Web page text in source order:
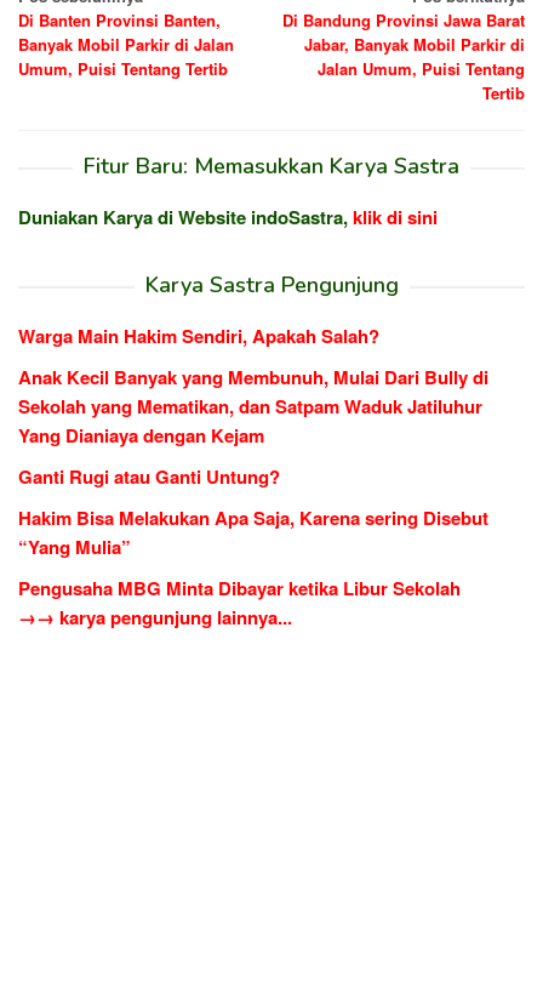
pos
Di Banten Provinsi Banten,
Banyak Mobil Parkir di Jalan
Umum, Puisi Tentang Tertib
Di Bandung Provinsi Jawa Barat
Jabar, Banyak Mobil Parkir di
Jalan Umum, Puisi Tentang
Tertib
Fitur Baru: Memasukkan Karya Sastra
Duniakan Karya di Website indoSastra,klik di sini
Karya Sastra Pengunjung
Warga Main Hakim Sendiri, Apakah Salah?
Anak Kecil Banyak yang Membunuh, Mulai Dari Bully di
Sekolah yang Mematikan, dan Satpam Waduk Jatiluhur
Yang Dianiaya dengan Kejam
Ganti Rugi atau Ganti Untung?
Hakim Bisa Melakukan Apa Saja, Karena sering Disebut
“Yang Mulia”
Pengusaha MBG Minta Dibayar ketika Libur Sekolah
→→ karya pengunjung lainnya...